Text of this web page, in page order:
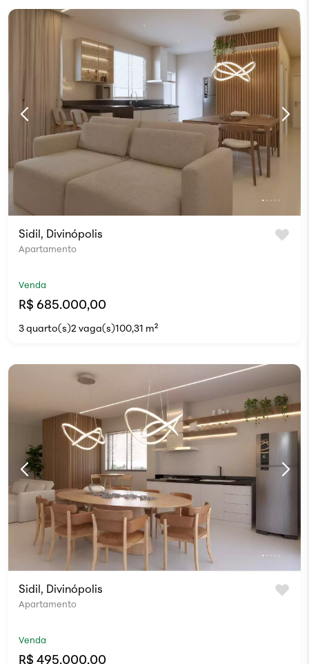
Sidil, Divinópolis
Apartamento
Venda
R$ 685.000,00
3 quarto(s)2 vaga(s)100,31 m²
Sidil, Divinópolis
Apartamento
Venda
R$ 495.000,00